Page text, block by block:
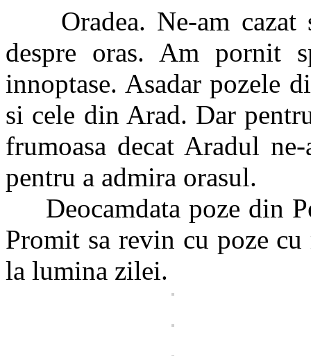
Oradea. Ne-am cazat
despre oras. Am pornit
innoptase. Asadar pozele
si cele din Arad. Dar
frumoasa decat Aradul
pentru a admira orasul.
Deocamdata poze din
Promit sa revin cu poze
la lumina zilei.